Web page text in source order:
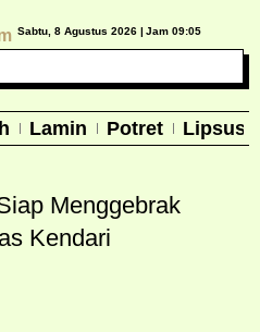
Sabtu, 8 Agustus 2026 | Jam 09:05
Lamin Potret Lipsus
Menggebrak
Kendari